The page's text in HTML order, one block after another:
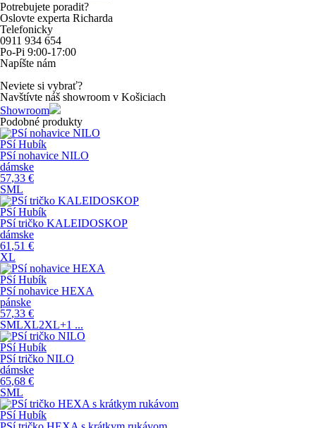
Potrebujete poradit?
Oslovte experta Richarda
Telefonicky
0911 934 654
Po-Pi 9:00-17:00
Napíšte nám
Neviete si vybrať?
Navštívte náš showroom v Košiciach
Showroom
Podobné produkty
PSí Hubík
PSí nohavice NILO
dámske
57,33 €
SML
PSí Hubík
PSí tričko KALEIDOSKOP
dámske
61 ,51 €
XL
PSí Hubík
PSí nohavice HEXA
pánske
57,33 €
SMLXL2XL+1 ...
PSí Hubík
PSí tričko NILO
dámske
65,68 €
SML
PSí Hubík